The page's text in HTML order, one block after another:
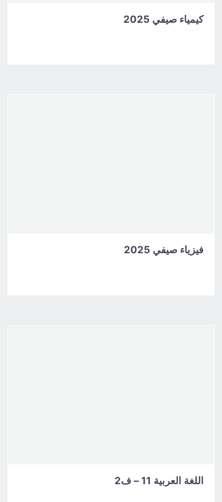
كيمياء صيفي 2025
فيزياء صيفي 2025
اللغة العربية 11 – ف2